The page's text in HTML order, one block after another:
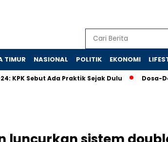
TIMUR NASIONAL POLITIK EKONOMI
Sebut Ada Praktik Sejak Dulu Dosa-Dosa 4